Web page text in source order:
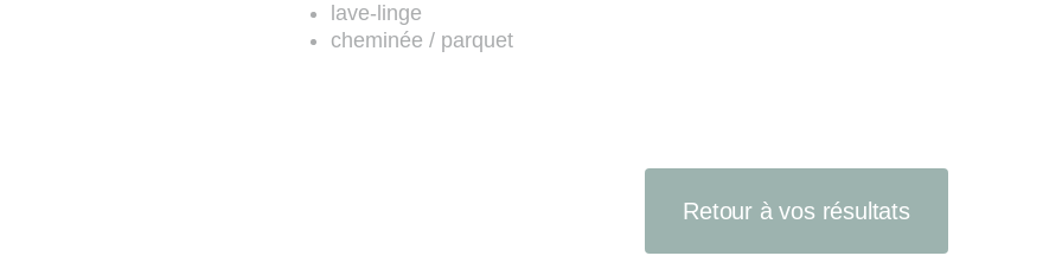
lave-linge
cheminée / parquet
Retour à vos résultats